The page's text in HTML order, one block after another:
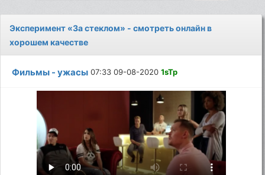
Эксперимент «За стеклом» - смотреть онлайн в
хорошем качестве
Фильмы - ужасы 07:33 09-08-20201sTp